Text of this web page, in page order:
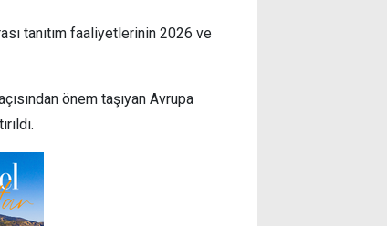
tanıtım faaliyetlerinin 2026 ve
önem taşıyan Avrupa